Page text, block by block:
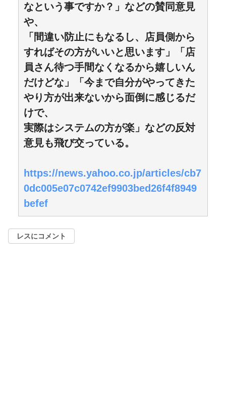
なという事ですか？」などの賛同意見
や、
「間違い防止にもなるし、店員側から
すればその方がいいと思います」「店
員さん待つ手間なくなるから嬉しいん
だけどな」「今まで自分がやってきた
やり方が出来ないから面倒に感じるだ
けで、
実際はシステムの方が楽」などの反対
意見も飛び交っている。
https://news.yahoo.co.jp/articles/cb7
0dc005e07c0742ef9903bed26f4f8949
befef
レスにコメント